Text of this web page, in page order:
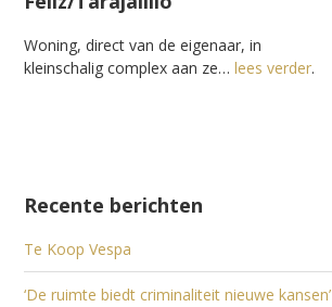
Woning, direct van de eigenaar, in
kleinschalig complex aan ze…lees verder.
Recente berichten
Te Koop Vespa
‘De ruimte biedt criminaliteit nieuwe kansen’